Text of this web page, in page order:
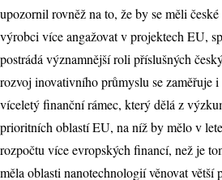
upozornil rovněž na to, že by se měli
výrobci více angažovat v projektech EU,
postrádá významnější roli příslušných
rozvoj inovativního průmyslu se zaměřuje
víceletý finanční rámec, který dělá z
prioritních oblastí EU, na níž by mělo v
rozpočtu více evropských financí, než je
měla oblasti nanotechnologií věnovat větší